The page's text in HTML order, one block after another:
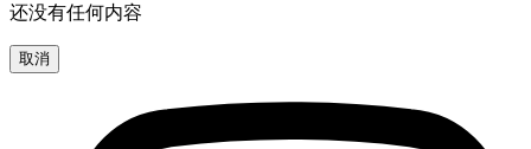
还没有任何内容
取消